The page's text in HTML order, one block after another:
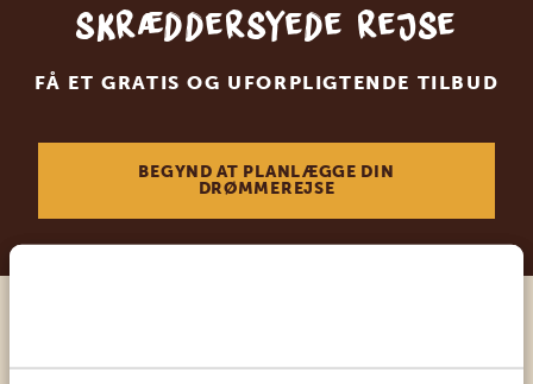
skræddersyede rejse
FÅ ET GRATIS OG UFORPLIGTENDE TILBUD
BEGYND AT PLANLÆGGE DIN
DRØMMEREJSE
Ring til en ekspert